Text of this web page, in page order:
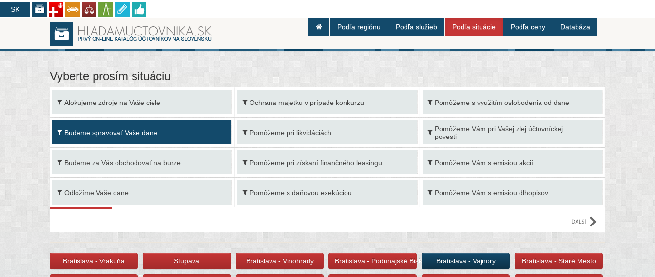
SK
CZ
Podľa regiónu Podľa služieb Podľa situácie Podľa ceny Databáza
Vyberte prosím situáciu
Alokujeme zdroje na Vaše ciele
Budeme spravovať Vaše dane
Budeme za Vás obchodovať na burze
Odložíme Vaše dane
Ochrana majetku v prípade konkurzu
Pomôžeme pri likvidáciách
Pomôžeme pri získaní finančného leasingu
Pomôžeme s daňovou exekúciou
Pomôžeme s využitím oslobodenia od dane
Pomôžeme Vám pri Vašej zlej účtovníckej
povesti
Pomôžeme Vám s emisiou akcií
Pomôžeme Vám s emisiou dlhopisov
faktúry /
Bratislava - Vrakuňa Stupava Bratislava - Vinohrady Bratislava - Podunajské BiskupiceBratislava - Vajnory Bratislava - Staré Mesto